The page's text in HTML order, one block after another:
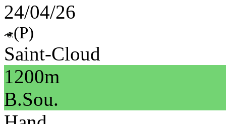
24/04/26
(P)
Saint-Cloud
1200m
B.Sou.